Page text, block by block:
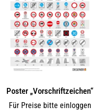
Poster „Vorschriftzeichen“
Für Preise bitte einloggen